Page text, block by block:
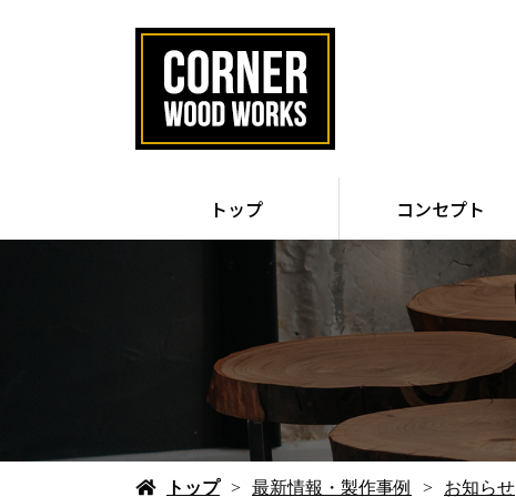
トップ コンセプト
トップ 最新情報・製作事例 お知らせ